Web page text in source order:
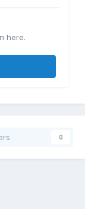
here.
0